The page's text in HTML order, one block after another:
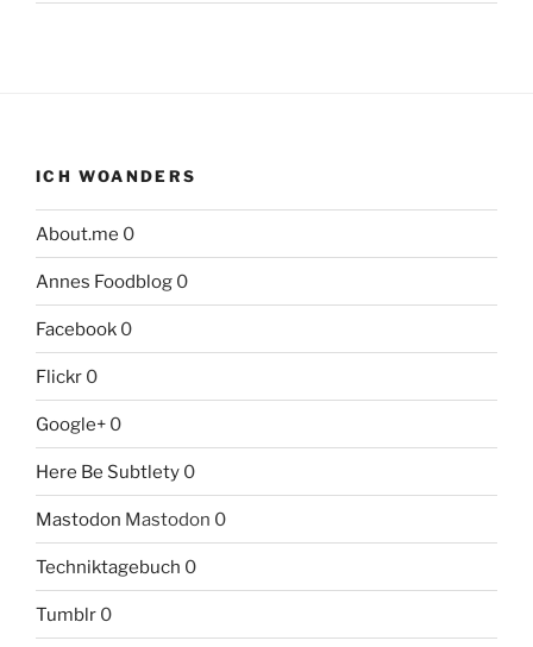
ICH WOANDERS
About.me 0
Annes Foodblog 0
Facebook 0
Flickr 0
Google+ 0
Here Be Subtlety 0
Mastodon Mastodon 0
Techniktagebuch 0
Tumblr 0